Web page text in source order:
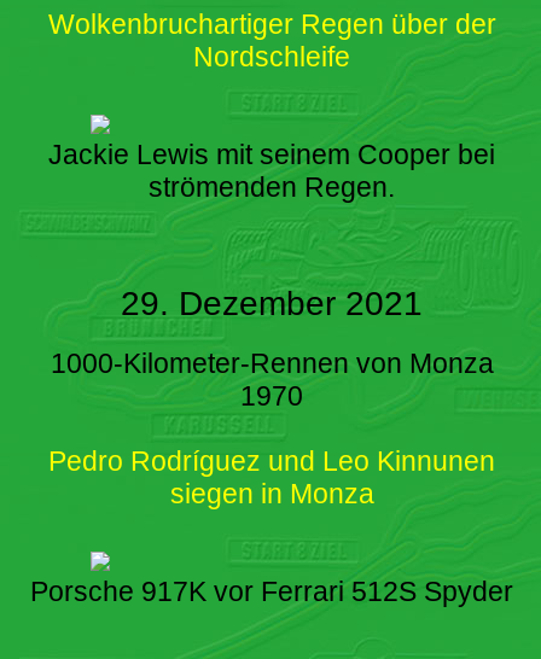
Wolkenbruchartiger Regen über der
Nordschleife
Jackie Lewis mit seinem Cooper bei
strömenden Regen.
29. Dezember 2021
1000-Kilometer-Rennen von Monza
1970
Pedro Rodríguez und Leo Kinnunen
siegen in Monza
Porsche 917K vor Ferrari 512S Spyder